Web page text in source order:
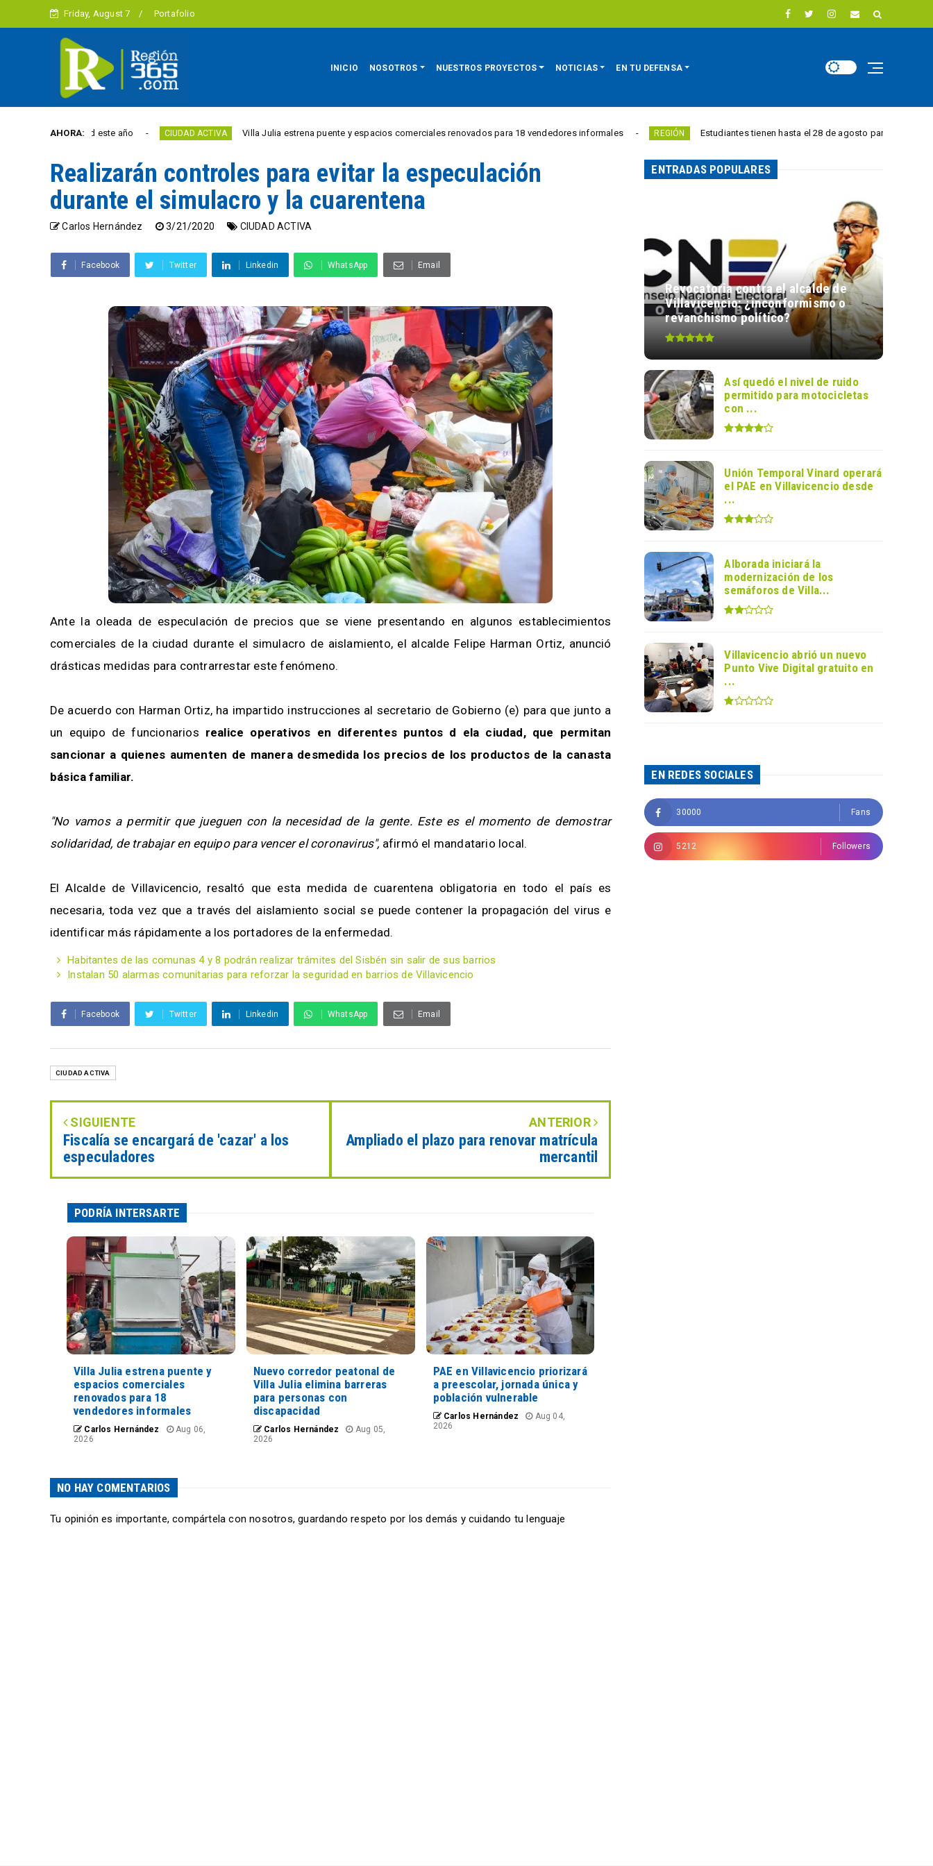
Friday, August 7 Portafolio
INICIO NOSOTROS NUESTROS PROYECTOS NOTICIAS EN TU DEFENSA
AHORA:
la libertad este año CIUDAD ACTIVA Villa Julia estrena puente y espacios comerciales renovados para 18 vendedores informales REGIÓN Estudiantes tienen hasta el 28 de agosto para competir por 10.000
Realizarán controles para evitar la especulación
durante el simulacro y la cuarentena
Carlos Hernández 3/21/2020 CIUDAD ACTIVA
Facebook Twitter Linkedin WhatsApp Email
Ante la oleada de especulación de precios que se viene presentando en algunos establecimientos
comerciales de la ciudad durante el simulacro de aislamiento, el alcalde Felipe Harman Ortiz, anunció
drásticas medidas para contrarrestar este fenómeno.
De acuerdo con Harman Ortiz, ha impartido instrucciones al secretario de Gobierno (e) para que junto a
un equipo de funcionarios realice operativos en diferentes puntos d ela ciudad, que permitan
sancionar a quienes aumenten de manera desmedida los precios de los productos de la canasta
básica familiar.
"No vamos a permitir que jueguen con la necesidad de la gente. Este es el momento de demostrar
solidaridad, de trabajar en equipo para vencer el coronavirus", afirmó el mandatario local.
El Alcalde de Villavicencio, resaltó que esta medida de cuarentena obligatoria en todo el país es
necesaria, toda vez que a través del aislamiento social se puede contener la propagación del virus e
identificar más rápidamente a los portadores de la enfermedad.
Habitantes de las comunas 4 y 8 podrán realizar trámites del Sisbén sin salir de sus barrios
Instalan 50 alarmas comunitarias para reforzar la seguridad en barrios de Villavicencio
Facebook Twitter Linkedin WhatsApp Email
CIUDAD ACTIVA
SIGUIENTE
Fiscalía se encargará de 'cazar' a los
especuladores
ANTERIOR
Ampliado el plazo para renovar matrícula
mercantil
PODRÍA INTERSARTE
Villa Julia estrena puente y
espacios comerciales
renovados para 18
vendedores informales
Carlos Hernández
Aug 06,
2026
Nuevo corredor peatonal de
Villa Julia elimina barreras
para personas con
discapacidad
Carlos Hernández
Aug 05,
2026
PAE en Villavicencio priorizará
a preescolar, jornada única y
población vulnerable
Carlos Hernández
Aug 04,
2026
NO HAY COMENTARIOS
Tu opinión es importante, compártela con nosotros, guardando respeto por los demás y cuidando tu lenguaje
ENTRADAS POPULARES
Revocatoria contra el alcalde de
Villavicencio: ¿inconformismo o
revanchismo político?
Así quedó el nivel de ruido
permitido para motocicletas
con ...
Unión Temporal Vinard operará
el PAE en Villavicencio desde
...
Alborada iniciará la
modernización de los
semáforos de Villa...
Villavicencio abrió un nuevo
Punto Vive Digital gratuito en
...
EN REDES SOCIALES
30000 Fans
5212 Followers